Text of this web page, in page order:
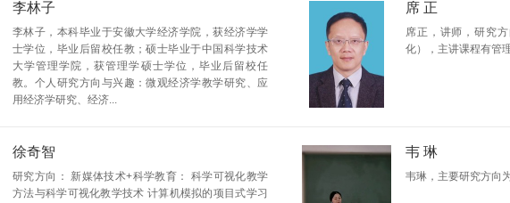
李林子
李林子，本科毕业于安徽大学经济学院，获经济学学
士学位，毕业后留校任教；硕士毕业于中国科学技术
大学管理学院，获管理学硕士学位，毕业后留校任
教。个人研究方向与兴趣：微观经济学教学研究、应
用经济学研究、经济...
席 正
席正，讲师，研究
化），主讲课程有管
徐奇智
研究方向： 新媒体技术+科学教育： 科学可视化教学
方法与科学可视化教学技术 计算机模拟的项目式学习
韦 琳
韦琳，主要研究方向